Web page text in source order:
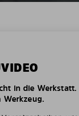
in die Werkstatt.
Werkzeug.